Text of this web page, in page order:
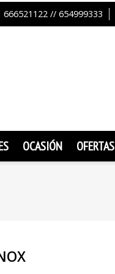
666521122 // 654999333
OCASIÓN OFERTAS